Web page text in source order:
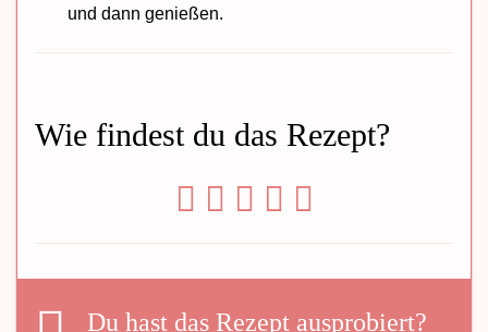
und dann genießen.
Wie findest du das Rezept?
Du hast das Rezept ausprobiert?